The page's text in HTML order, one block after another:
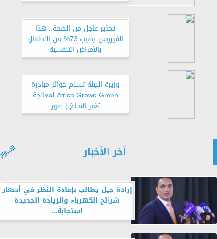
تحذير عاجل من الصحة.. هذا
الفيروس يصيب 73% من الأطفال
بالأمراض التنفسية
وزيرة البيئة تسلم جوائز مبادرة
Africa Grows Green لمعالجة
تغير المناخ | صور
آخر الأخبار
إرادة جيل يطالب بإعادة النظر في أسعار
شرائح الكهرباء والزيادة الجديدة
استجابةً...